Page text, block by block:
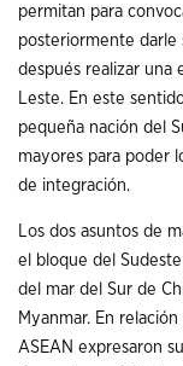
permitan para
posteriormente darle
después realizar una
Leste. En este
pequeña nación del
mayores para poder
de integración.
Los dos asuntos de
el bloque del
del mar del Sur de
Myanmar. En
ASEAN expresaron